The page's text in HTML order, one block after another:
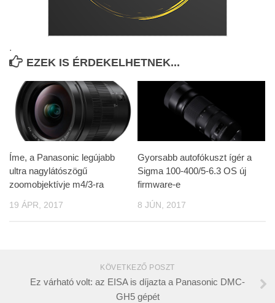
.
EZEK IS ÉRDEKELHETNEK...
Íme, a Panasonic legújabb
ultra nagylátószögű
zoomobjektívje m4/3-ra
19 ÁPR, 2017
Gyorsabb autofókuszt ígér a
Sigma 100-400/5-6.3 OS új
firmware-e
8 JÚN, 2017
KÖVETKEZŐ POSZT
Ez várható volt: az EISA is díjazta a Panasonic DMC-
GH5 gépét